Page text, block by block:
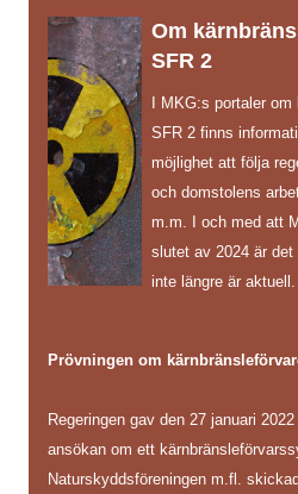
Om
SFR 2
I MKG:s portaler
SFR 2 finns
möjlighet att följa
och domstolens
m.m. I och med att
slutet av 2024 är
inte längre är aktuell.
Prövningen om
Regeringen gav den 27 januari
ansökan om ett
Naturskyddsföreningen m.fl.